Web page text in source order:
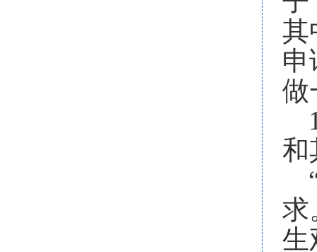
其
申
做
和
求
生